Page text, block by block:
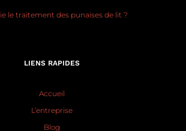
le traitement des punaises de lit ?
LIENS RAPIDES
Accueil
L’entreprise
Blog